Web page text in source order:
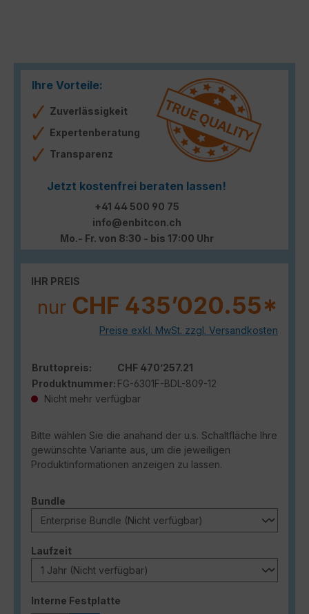
Ihre Vorteile:
Zuverlässigkeit
Expertenberatung
Transparenz
Jetzt kostenfrei beraten lassen!
+41 44 500 90 75
info@enbitcon.ch
Mo.- Fr. von 8:30 - bis 17:00 Uhr
IHR PREIS
nur CHF 435’020.55*
Preise exkl. MwSt. zzgl. Versandkosten
Bruttopreis:
CHF 470’257.21
Produktnummer: FG-6301F-BDL-809-12
Nicht mehr verfügbar
Bitte wählen Sie die anahand der u.s. Schaltfläche Ihre
gewünschte Variante aus, um die jeweiligen
Produktinformationen anzeigen zu lassen.
Bundle
Laufzeitauswählen
Interne Festplatte